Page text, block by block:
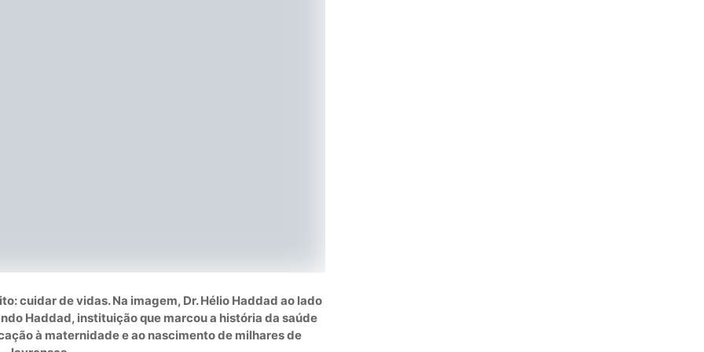
cuidar de vidas. Na imagem, Dr. Hélio Haddad ao lado
Haddad, instituição que marcou a história da saúde
à maternidade e ao nascimento de milhares de